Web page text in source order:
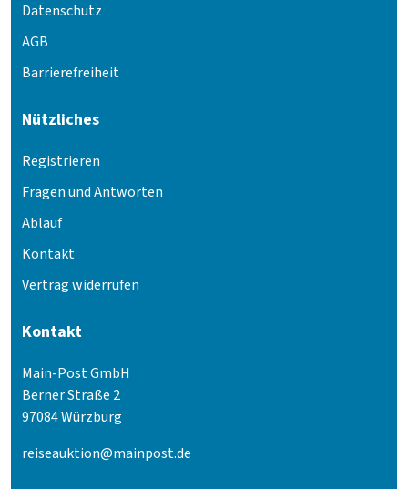
Datenschutz
AGB
Barrierefreiheit
Nützliches
Registrieren
Fragen und Antworten
Ablauf
Kontakt
Vertrag widerrufen
Kontakt
Main-Post GmbH
Berner Straße 2
97084 Würzburg
reiseauktion@mainpost.de